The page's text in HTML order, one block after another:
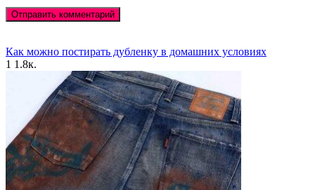
Как можно постирать дубленку в домашних условиях
1 1.8к.